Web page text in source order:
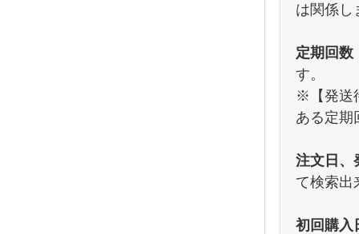
は関係し
定期回数
す。
※【発送
ある定期
注文日、
て検索出
初回購入